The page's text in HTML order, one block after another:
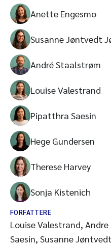
Anette Engesmo
Susanne Jøntvedt
André Staalstrøm
Louise Valestrand
Pipatthra Saesin
Hege Gundersen
Therese Harvey
Sonja Kistenich
FORFATTERE
Louise Valestrand,
Saesin, Susanne